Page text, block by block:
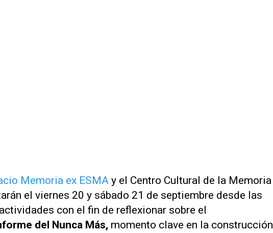
Memoria ex ESMA y el Centro Cultural de la Memoria
el viernes 20 y sábado 21 de septiembre desde las
con el fin de reflexionar sobre el
del Nunca Más, momento clave en la construcción